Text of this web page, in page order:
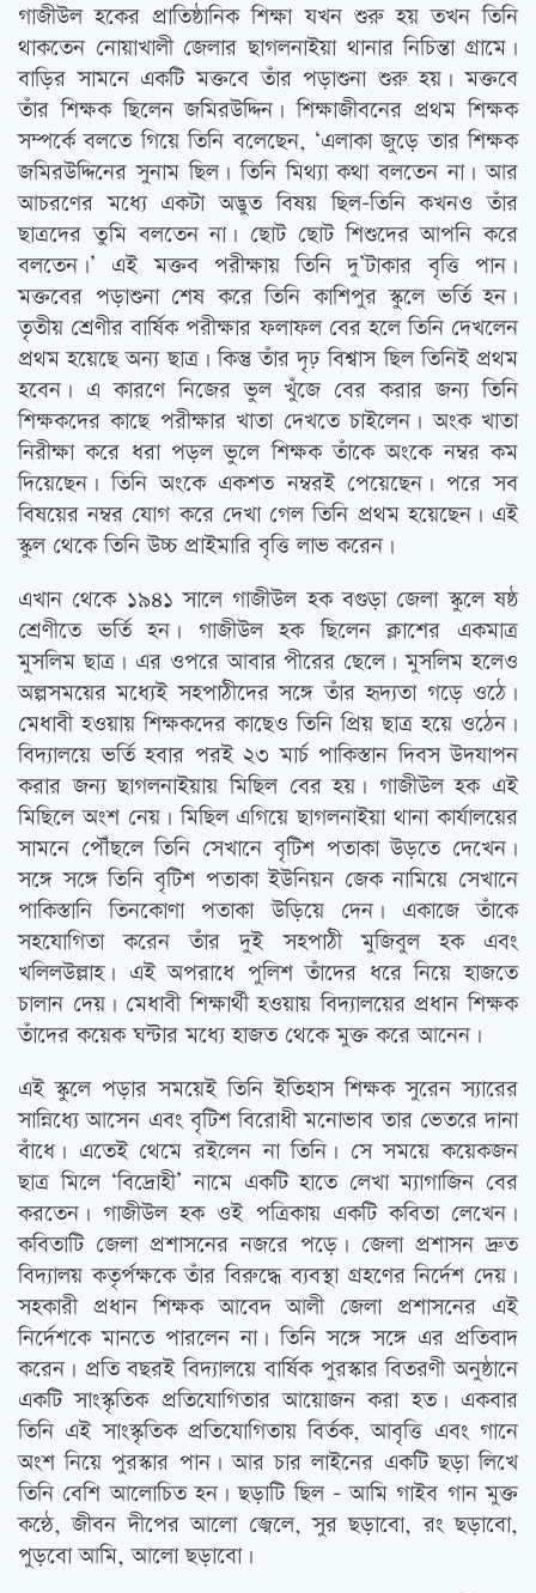
গাজীউল হকের প্রাতিষ্ঠানিক শিক্ষা যখন শুরু হয় তখন তিনি
থাকতেন নোয়াখালী জেলার ছাগলনাইয়া থানার নিচিন্তা গ্রামে।
বাড়ির সামনে একটি মক্তবে তাঁর পড়াশুনা শুরু হয়। মক্তবে
তাঁর শিক্ষক ছিলেন জমিরউদ্দিন। শিক্ষাজীবনের প্রথম শিক্ষক
সম্পর্কে বলতে গিয়ে তিনি বলেছেন, ‘এলাকা জুড়ে তার শিক্ষক
জমিরউদ্দিনের সুনাম ছিল। তিনি মিথ্যা কথা বলতেন না। আর
আচরণের মধ্যে একটা অদ্ভুত বিষয় ছিল-তিনি কখনও তাঁর
ছাত্রদের তুমি বলতেন না। ছোট ছোট শিশুদের আপনি করে
বলতেন।’ এই মক্তব পরীক্ষায় তিনি দু’টাকার বৃত্তি পান।
মক্তবের পড়াশুনা শেষ করে তিনি কাশিপুর স্কুলে ভর্তি হন।
তৃতীয় শ্রেণীর বার্ষিক পরীক্ষার ফলাফল বের হলে তিনি দেখলেন
প্রথম হয়েছে অন্য ছাত্র। কিন্তু তাঁর দৃঢ় বিশ্বাস ছিল তিনিই প্রথম
হবেন। এ কারণে নিজের ভুল খুঁজে বের করার জন্য তিনি
শিক্ষকদের কাছে পরীক্ষার খাতা দেখতে চাইলেন। অংক খাতা
নিরীক্ষা করে ধরা পড়ল ভুলে শিক্ষক তাঁকে অংকে নম্বর কম
দিয়েছেন। তিনি অংকে একশত নম্বরই পেয়েছেন। পরে সব
বিষয়ের নম্বর যোগ করে দেখা গেল তিনি প্রথম হয়েছেন। এই
স্কুল থেকে তিনি উচ্চ প্রাইমারি বৃত্তি লাভ করেন।
এখান থেকে ১৯৪১ সালে গাজীউল হক বগুড়া জেলা স্কুলে ষষ্ঠ
শ্রেণীতে ভর্তি হন। গাজীউল হক ছিলেন ক্লাশের একমাত্র
মুসলিম ছাত্র। এর ওপরে আবার পীরের ছেলে। মুসলিম হলেও
অল্পসময়ের মধ্যেই সহপাঠীদের সঙ্গে তাঁর হৃদ্যতা গড়ে ওঠে।
মেধাবী হওয়ায় শিক্ষকদের কাছেও তিনি প্রিয় ছাত্র হয়ে ওঠেন।
বিদ্যালয়ে ভর্তি হবার পরই ২৩ মার্চ পাকিস্তান দিবস উদযাপন
করার জন্য ছাগলনাইয়ায় মিছিল বের হয়। গাজীউল হক এই
মিছিলে অংশ নেয়। মিছিল এগিয়ে ছাগলনাইয়া থানা কার্যালয়ের
সামনে পৌঁছলে তিনি সেখানে বৃটিশ পতাকা উড়তে দেখেন।
সঙ্গে সঙ্গে তিনি বৃটিশ পতাকা ইউনিয়ন জেক নামিয়ে সেখানে
পাকিস্তানি তিনকোণা পতাকা উড়িয়ে দেন। একাজে তাঁকে
সহযোগিতা করেন তাঁর দুই সহপাঠী মুজিবুল হক এবং
খলিলউল্লাহ। এই অপরাধে পুলিশ তাঁদের ধরে নিয়ে হাজতে
চালান দেয়। মেধাবী শিক্ষার্থী হওয়ায় বিদ্যালয়ের প্রধান শিক্ষক
তাঁদের কয়েক ঘন্টার মধ্যে হাজত থেকে মুক্ত করে আনেন।
এই স্কুলে পড়ার সময়েই তিনি ইতিহাস শিক্ষক সুরেন স্যারের
সান্নিধ্যে আসেন এবং বৃটিশ বিরোধী মনোভাব তার ভেতরে দানা
বাঁধে। এতেই থেমে রইলেন না তিনি। সে সময়ে কয়েকজন
ছাত্র মিলে ‘বিদ্রোহী’ নামে একটি হাতে লেখা ম্যাগাজিন বের
করতেন। গাজীউল হক ওই পত্রিকায় একটি কবিতা লেখেন।
কবিতাটি জেলা প্রশাসনের নজরে পড়ে। জেলা প্রশাসন দ্রুত
বিদ্যালয় কতৃর্পক্ষকে তাঁর বিরুদ্ধে ব্যবস্থা গ্রহণের নির্দেশ দেয়।
সহকারী প্রধান শিক্ষক আবেদ আলী জেলা প্রশাসনের এই
নির্দেশকে মানতে পারলেন না। তিনি সঙ্গে সঙ্গে এর প্রতিবাদ
করেন। প্রতি বছরই বিদ্যালয়ে বার্ষিক পুরস্কার বিতরণী অনুষ্ঠানে
একটি সাংস্কৃতিক প্রতিযোগিতার আয়োজন করা হত। একবার
তিনি এই সাংস্কৃতিক প্রতিযোগিতায় বির্তক, আবৃত্তি এবং গানে
অংশ নিয়ে পুরস্কার পান। আর চার লাইনের একটি ছড়া লিখে
তিনি বেশি আলোচিত হন। ছড়াটি ছিল – আমি গাইব গান মুক্ত
কন্ঠে, জীবন দীপের আলো জ্বেলে, সুর ছড়াবো, রং ছড়াবো,
পুড়বো আমি, আলো ছড়াবো।